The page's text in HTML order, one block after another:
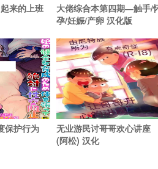
来的上班
大佬综合本第四期―触手/
孕/妊娠/产卵 汉化版
保护行为
无业游民讨哥哥欢心讲座
(阿松) 汉化